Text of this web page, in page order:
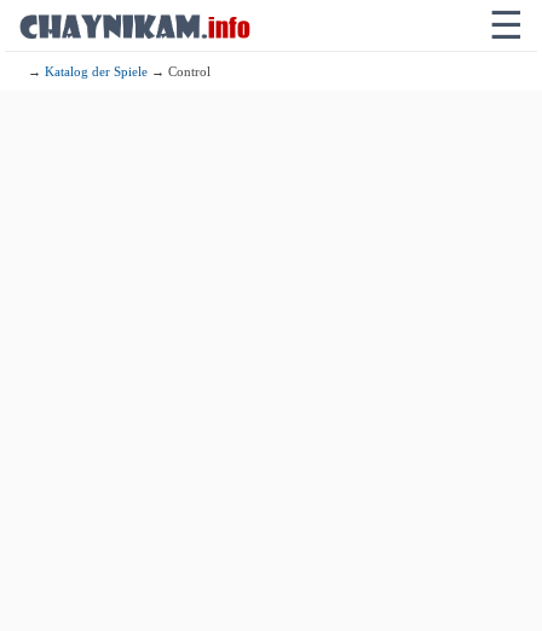
☰
→Katalog der Spiele → Control